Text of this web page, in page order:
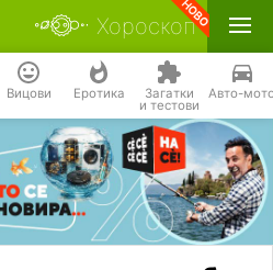
Хороскоп
Вицови Еротика Загатки
и тестови
Авто-